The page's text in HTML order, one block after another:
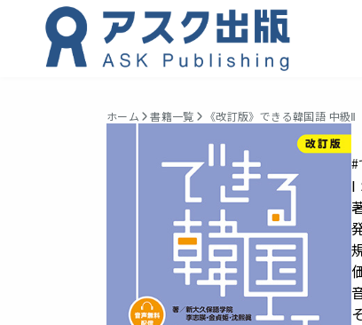
ホーム 書籍一覧 《改訂版》できる韓国語 中級Ⅱ
#
I